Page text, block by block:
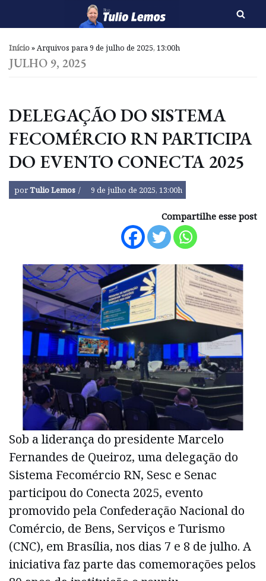
para
o
Início»Arquivos para 9 de julho de 2025, 13:00h
JULHO 9, 2025
DELEGAÇÃO DO SISTEMA
FECOMÉRCIO RN PARTICIPA
DO EVENTO CONECTA 2025
porTulio Lemos 9 de julho de 2025, 13:00h
Compartilhe esse post
Sob a liderança do presidente Marcelo
Fernandes de Queiroz, uma delegação do
Sistema Fecomércio RN, Sesc e Senac
participou do Conecta 2025, evento
promovido pela Confederação Nacional do
Comércio, de Bens, Serviços e Turismo
(CNC), em Brasília, nos dias 7 e 8 de julho. A
iniciativa faz parte das comemorações pelos